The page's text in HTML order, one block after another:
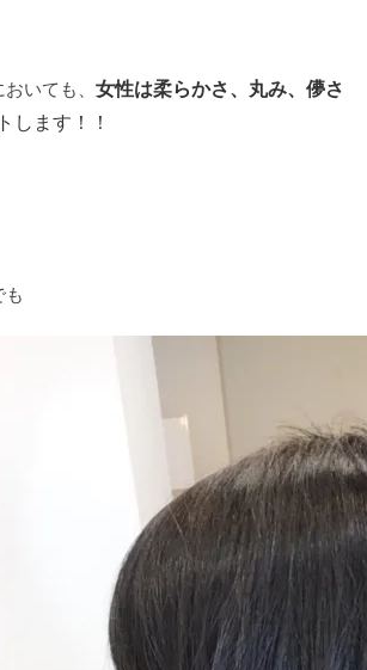
いても、 女性は柔らかさ、丸み、儚さ
します！！
も